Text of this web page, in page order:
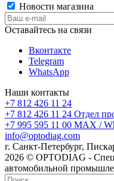
Новости магазина
Оставайтесь на связи
Вконтакте
Telegram
WhatsApp
Наши контакты
+7 812 426 11 24
+7 812 426 11 24 Отдел
+7 995 595 11 00 MAX /
info@optodiag.com
г. Санкт-Петербург,
2026 © OPTODIAG -
автомобильной